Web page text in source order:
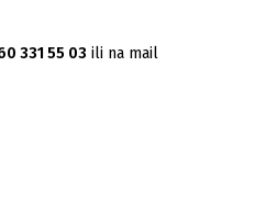
331 55 03 ili na mail